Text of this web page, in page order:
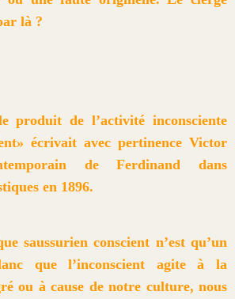
là ?
produit de l’activité inconsciente
écrivait avec pertinence Victor
de Ferdinand dans
en 1896.
saussurien conscient n’est qu’un
que l’inconscient agite à la
ou à cause de notre culture, nous